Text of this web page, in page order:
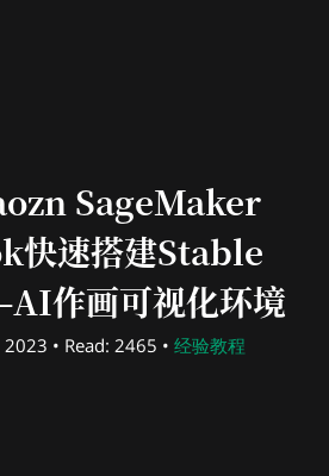
SageMaker
快速搭建Stable
作画可视化环境
• Read: 2465 • 经验教程